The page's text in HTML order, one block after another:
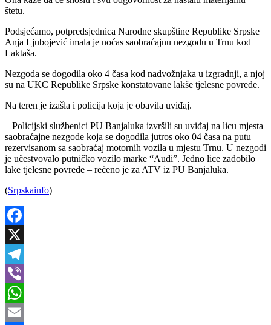
štetu.
Podsjećamo, potpredsjednica Narodne skupštine Republike Srpske
Anja Ljubojević imala je noćas saobraćajnu nezgodu u Trnu kod
Laktaša.
Nezgoda se dogodila oko 4 časa kod nadvožnjaka u izgradnji, a njoj
su na UKC Republike Srpske konstatovane lakše tjelesne povrede.
Na teren je izašla i policija koja je obavila uviđaj.
– Policijski službenici PU Banjaluka izvršili su uviđaj na licu mjesta
saobraćajne nezgode koja se dogodila jutros oko 04 časa na putu
rezervisanom sa saobraćaj motornih vozila u mjestu Trnu. U nezgodi
je učestvovalo putničko vozilo marke “Audi”. Jedno lice zadobilo
lake tjelesne povrede – rečeno je za ATV iz PU Banjaluka.
(Srpskainfo)
Facebook
X
Telegram
Viber
WhatsApp